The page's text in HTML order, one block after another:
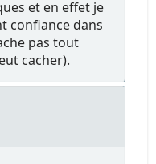
et en effet je
confiance dans
pas tout
cacher).